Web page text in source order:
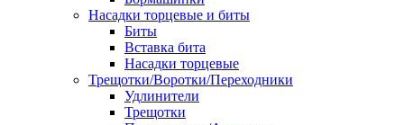
Насадки торцевые и биты
Биты
Вставка бита
Насадки торцевые
Трещотки/Воротки/Переходники
Удлинители
Трещотки